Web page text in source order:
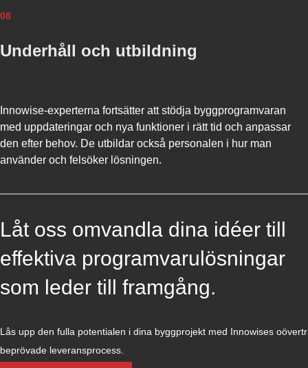
08
Underhåll och utbildning
Innowise-experterna fortsätter att stödja byggprogramvaran
med uppdateringar och nya funktioner i rätt tid och anpassar
den efter behov. De utbildar också personalen i hur man
använder och felsöker lösningen.
Låt oss omvandla dina idéer till
effektiva programvarulösningar
som leder till framgång.
Lås upp den fulla potentialen i dina byggprojekt med Innowises
beprövade leveransprocess.